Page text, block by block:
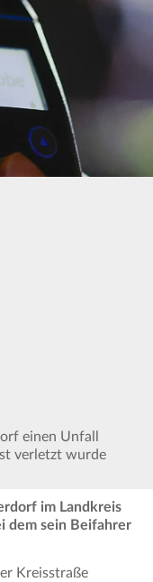
einen Unfall
verletzt wurde
im Landkreis
dem sein Beifahrer
Kreisstraße